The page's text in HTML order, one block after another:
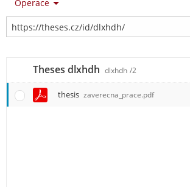
Operace
Theses dlxhdh dlxhdh /2
thesis zaverecna_prace.pdf